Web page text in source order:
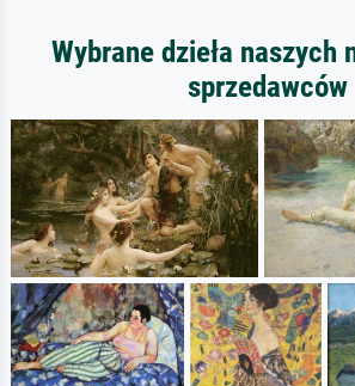
Wybrane dzieła naszych
sprzedawców